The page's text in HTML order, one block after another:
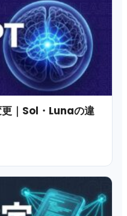
｜Sol・Lunaの違